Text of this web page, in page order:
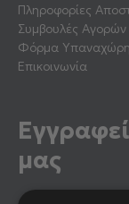
Πληροφορίες
Συμβουλές Αγορών
Φόρμα
Επικοινωνία
μας